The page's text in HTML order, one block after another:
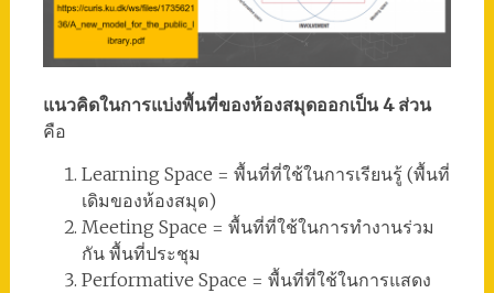
แนวคิดในการแบ่งพื้นที่ของห้องสมุดออกเป็น 4 ส่วน
คือ
Learning Space = พื้นที่ที่ใช้ในการเรียนรู้ (พื้นที่
เดิมของห้องสมุด)
Meeting Space = พื้นที่ที่ใช้ในการทำงานร่วม
กัน พื้นที่ประชุม
Performative Space = พื้นที่ที่ใช้ในการแสดง